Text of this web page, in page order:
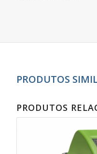
PRODUTOS
PRODUTOS